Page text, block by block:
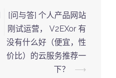
[问与答] 个人产品网站
刚试运营， V2EXor 有
没有什么好（便宜，性
价比）的云服务推荐一
下？
⟶